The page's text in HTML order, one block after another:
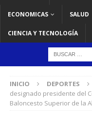
ECONOMICAS SALUD
CIENCIA Y TECNOLOGÍA
INICIO DEPORTES
designado presidente del
Baloncesto Superior de la